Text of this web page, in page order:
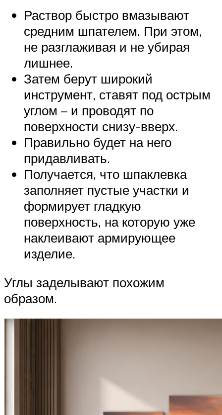
Раствор быстро вмазывают
средним шпателем. При этом,
не разглаживая и не убирая
лишнее.
Затем берут широкий
инструмент, ставят под острым
углом – и проводят по
поверхности снизу-вверх.
Правильно будет на него
придавливать.
Получается, что шпаклевка
заполняет пустые участки и
формирует гладкую
поверхность, на которую уже
наклеивают армирующее
изделие.
Углы заделывают похожим
образом.